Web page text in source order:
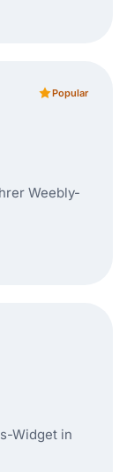
Popular
Weebly-
Widget in